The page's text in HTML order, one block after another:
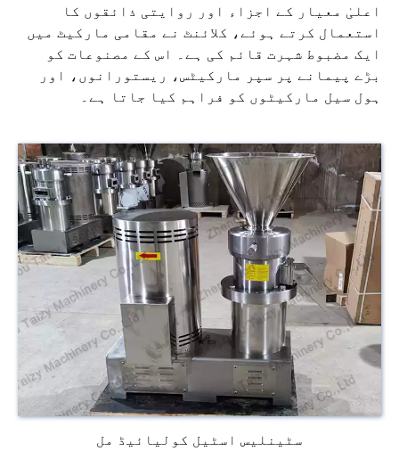
اعلیٰ معیار کے اجزاء اور روایتی ذائقوں کا
استعمال کرتے ہوئے، کلائنٹ نے مقامی مارکیٹ میں
ایک مضبوط شہرت قائم کی ہے۔ اس کے مصنوعات کو
بڑے پیمانے پر سپر مارکیٹس، ریستورانوں، اور
ہول سیل مارکیٹوں کو فراہم کیا جاتا ہے۔
سٹینلیس اسٹیل کولیائیڈ مل